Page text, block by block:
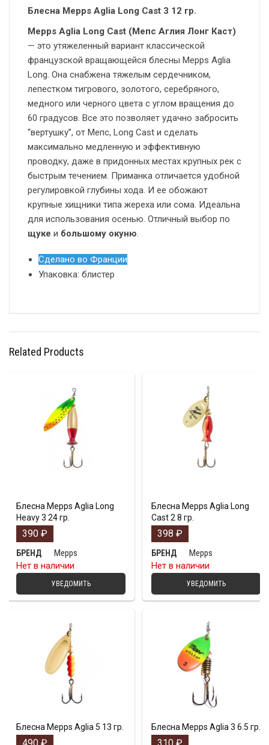
Блесна Mepps Aglia Long Cast 3 12 гр.
Mepps Aglia Long Сast (Мепс Аглия Лонг Каст)
— это утяжеленный вариант классической
французской вращающейся блесны Mepps Aglia
Long. Она снабжена тяжелым сердечником,
лепестком тигрового, золотого, серебряного,
медного или черного цвета с углом вращения до
60 градусов. Все это позволяет удачно забросить
“вертушку”, от Мепс, Long Сast и сделать
максимально медленную и эффективную
проводку, даже в придонных местах крупных рек с
быстрым течением. Приманка отличается удобной
регулировкой глубины хода. И ее обожают
крупные хищники типа жереха или сома. Идеальна
для использования осенью. Отличный выбор по
щуке и большому окуню.
Сделано во Франции
Упаковка: блистер
Related Products
Блесна Mepps Aglia Long
Heavy 3 24 гр.
390 ₽
БРЕНД
Mepps
Нет в наличии
УВЕДОМИТЬ
Блесна Mepps Aglia Long
Cast 2 8 гр.
398 ₽
БРЕНД
Mepps
Нет в наличии
УВЕДОМИТЬ
Блесна Mepps Aglia 5 13 гр. Блесна Mepps Aglia 3 6.5 гр.